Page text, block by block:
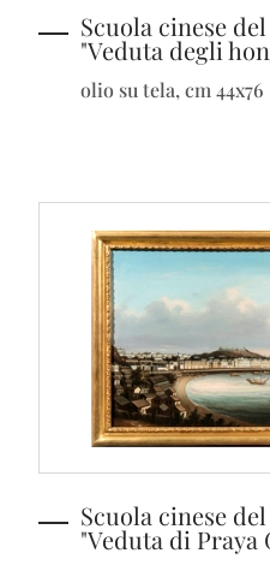
Scuola cinese
"Veduta degli
olio su tela, cm 44x76
Scuola cinese
"Veduta di Praya